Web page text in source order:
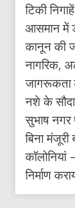
टिकी
आसमान में
कानून की
नागरिक,
जागरूकता
नशे के
सुभाष नगर
बिना
निर्माण